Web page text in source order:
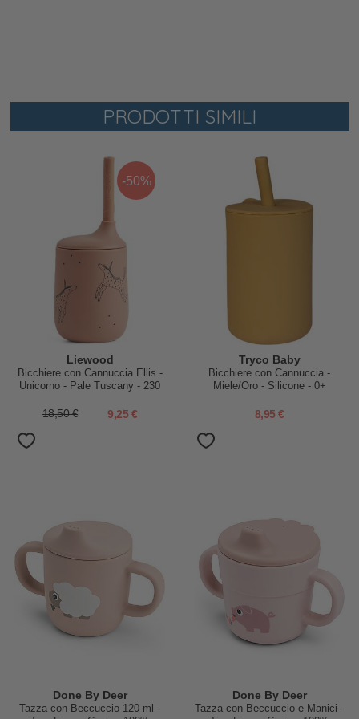
PRODOTTI SIMILI
-50%
Liewood
Bicchiere con Cannuccia Ellis -
Unicorno - Pale Tuscany - 230
18,50 € 9,25 €
Tryco Baby
Bicchiere con Cannuccia -
Miele/Oro - Silicone - 0+
8,95 €
Done By Deer
Tazza con Beccuccio 120 ml -
Done By Deer
Tazza con Beccuccio e Manici -